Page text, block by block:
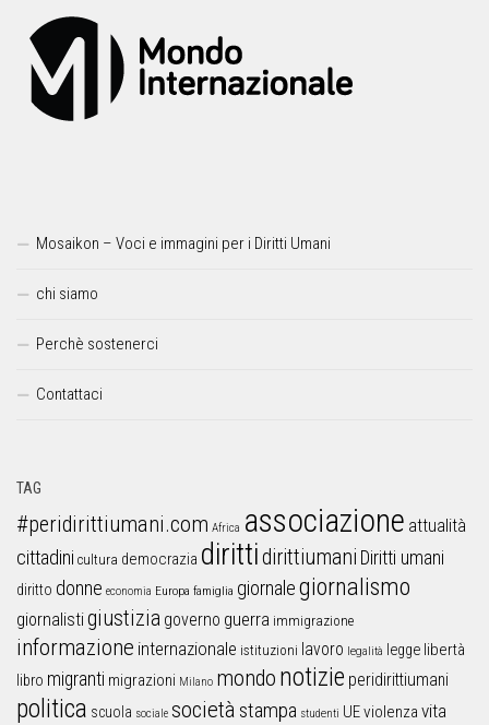
Mosaikon – Voci e immagini per i Diritti Umani
chi siamo
Perchè sostenerci
Contattaci
TAG
#peridirittiumani.com Africa associazione attualità
cittadini cultura democrazia dirittidirittiumani Diritti umani
diritto donne economia Europa famiglia giornalegiornalismo
giornalistigiustizia governo guerra immigrazione
informazione internazionale istituzioni lavoro legalità legge libertà
libro migranti migrazioni Milano mondo notizie peridirittiumani
politica scuola sociale società stampa studenti UEviolenza vita